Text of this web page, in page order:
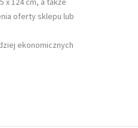
oferty sklepu lub
ekonomicznych